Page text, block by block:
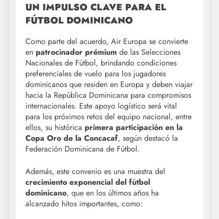
UN IMPULSO CLAVE PARA EL
FÚTBOL DOMINICANO
Como parte del acuerdo, Air Europa se convierte
en patrocinador prémium de las Selecciones
Nacionales de Fútbol, brindando condiciones
preferenciales de vuelo para los jugadores
dominicanos que residen en Europa y deben viajar
hacia la República Dominicana para compromisos
internacionales. Este apoyo logístico será vital
para los próximos retos del equipo nacional, entre
ellos, su histórica primera participación en la
Copa Oro de la Concacaf, según destacó la
Federación Dominicana de Fútbol.
Además, este convenio es una muestra del
crecimiento exponencial del fútbol
dominicano, que en los últimos años ha
alcanzado hitos importantes, como: